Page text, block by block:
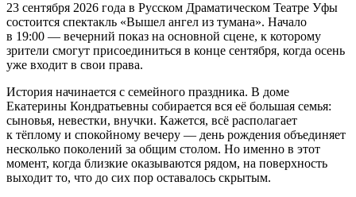
23 сентября 2026 года в Русском Драматическом Театре Уфы
состоится спектакль «Вышел ангел из тумана». Начало
в 19:00 — вечерний показ на основной сцене, к которому
зрители смогут присоединиться в конце сентября, когда осень
уже входит в свои права.
История начинается с семейного праздника. В доме
Екатерины Кондратьевны собирается вся её большая семья:
сыновья, невестки, внучки. Кажется, всё располагает
к тёплому и спокойному вечеру — день рождения объединяет
несколько поколений за общим столом. Но именно в этот
момент, когда близкие оказываются рядом, на поверхность
выходит то, что до сих пор оставалось скрытым.